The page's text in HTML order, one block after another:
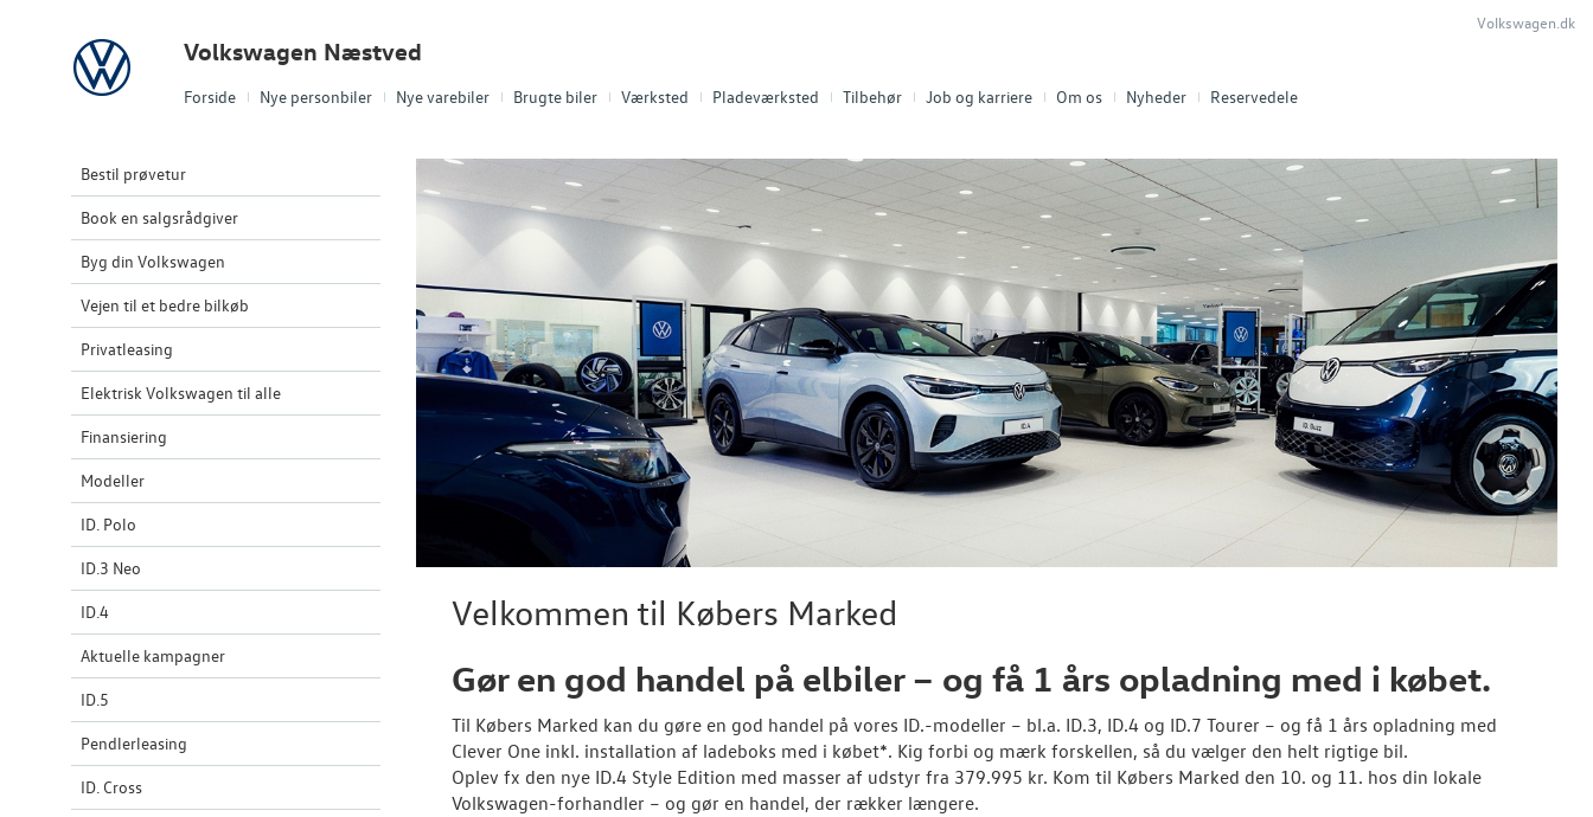
Forside Nye personbiler Nye varebiler Brugte biler Værksted Pladeværksted Tilbehør Job og karriere Om os Nyheder Reservedele
Volkswagen Volkswagen Næstved
Volkswagen.dk
Bestil prøvetur
Book en salgsrådgiver
Byg din Volkswagen
Vejen til et bedre bilkøb
Privatleasing
Elektrisk Volkswagen til alle
Finansiering
Modeller
ID. Polo
ID.3 Neo
ID.4
Aktuelle kampagner
ID.5
Pendlerleasing
ID. Cross
Velkommen til Købers Marked
Gør en god handel på elbiler – og få 1 års opladning med i købet.
Til Købers Marked kan du gøre en god handel på vores ID.-modeller – bl.a. ID.3, ID.4 og ID.7 Tourer – og få 1 års opladning med
Clever One inkl. installation af ladeboks med i købet*. Kig forbi og mærk forskellen, så du vælger den helt rigtige bil.
Oplev fx den nye ID.4 Style Edition med masser af udstyr fra 379.995 kr. Kom til Købers Marked den 10. og 11. hos din lokale
Volkswagen-forhandler – og gør en handel, der rækker længere.